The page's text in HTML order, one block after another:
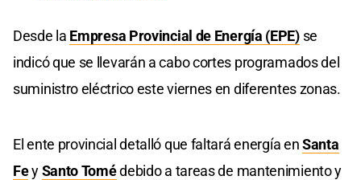
Desde la Empresa Provincial de Energía (EPE)se
indicó que se llevarán a cabo cortes programados del
suministro eléctrico este viernes en diferentes zonas.
El ente provincial detalló que faltará energía enSanta
FeySanto Tomédebido a tareas de mantenimiento y